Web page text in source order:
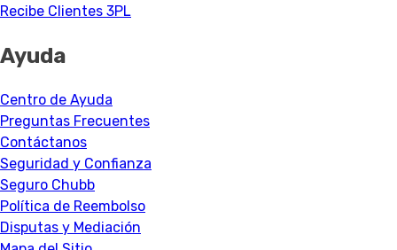
Recibe Clientes 3PL
Ayuda
Centro de Ayuda
Preguntas Frecuentes
Contáctanos
Seguridad y Confianza
Seguro Chubb
Política de Reembolso
Disputas y Mediación